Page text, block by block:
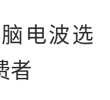
电波选
者